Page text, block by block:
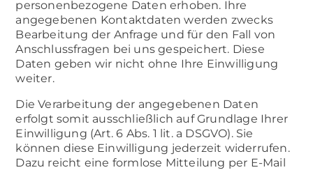
personenbezogene Daten erhoben. Ihre
angegebenen Kontaktdaten werden zwecks
Bearbeitung der Anfrage und für den Fall von
Anschlussfragen bei uns gespeichert. Diese
Daten geben wir nicht ohne Ihre Einwilligung
weiter.
Die Verarbeitung der angegebenen Daten
erfolgt somit ausschließlich auf Grundlage Ihrer
Einwilligung (Art. 6 Abs. 1 lit. a DSGVO). Sie
können diese Einwilligung jederzeit widerrufen.
Dazu reicht eine formlose Mitteilung per E-Mail